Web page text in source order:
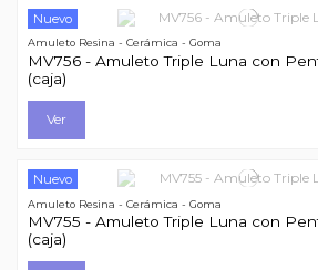
Nuevo
Amuleto Resina - Cerámica - Goma
MV756 - Amuleto Triple Luna con
(caja)
Ver
Nuevo
Amuleto Resina - Cerámica - Goma
MV755 - Amuleto Triple Luna con
(caja)